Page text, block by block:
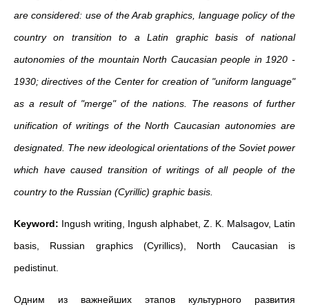
are considered: use of the Arab graphics, language policy of the
country on transition to a Latin graphic basis of national
autonomies of the mountain North Caucasian people in 1920 -
1930; directives of the Center for creation of "uniform language"
as a result of "merge" of the nations. The reasons of further
unification of writings of the North Caucasian autonomies are
designated. The new ideological orientations of the Soviet power
which have caused transition of writings of all people of the
country to the Russian (Cyrillic) graphic basis.
Keyword: Ingush writing, Ingush alphabet, Z. K. Malsagov, Latin
basis, Russian graphics (Cyrillics), North Caucasian is
pedistinut.
Одним из важнейших этапов культурного развития